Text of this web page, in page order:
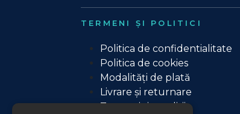
TERMENI ȘI POLITICI
Politica de confidentialitate
Politica de cookies
Modalități de plată
Livrare și returnare
Termeni si conditii